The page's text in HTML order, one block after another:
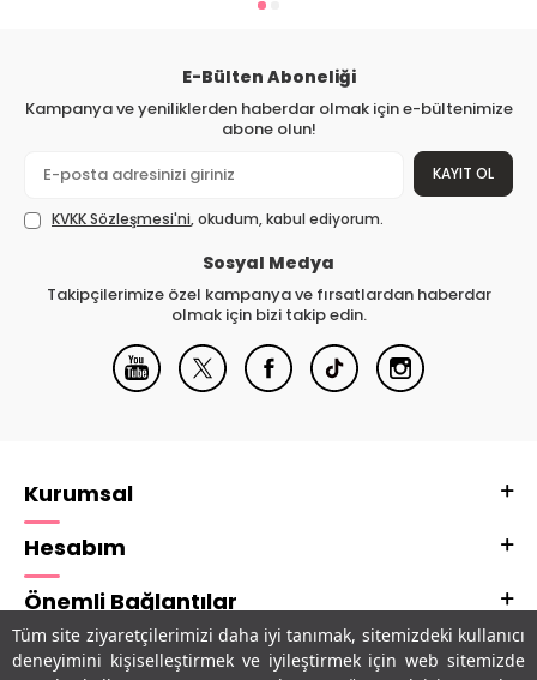
Tüm site ziyaretçilerimizi daha iyi tanımak, sitemizdeki kullanıcı
deneyimini kişiselleştirmek ve iyileştirmek için web sitemizde
E-Bülten Aboneliği
Kampanya ve yeniliklerden haberdar olmak için e-bültenimize
abone olun!
KAYIT OL
KVKK Sözleşmesi'ni, okudum, kabul ediyorum.
Sosyal Medya
Takipçilerimize özel kampanya ve fırsatlardan haberdar
olmak için bizi takip edin.
Kurumsal
Hesabım
Önemli Bağlantılar
Adres & İletişim